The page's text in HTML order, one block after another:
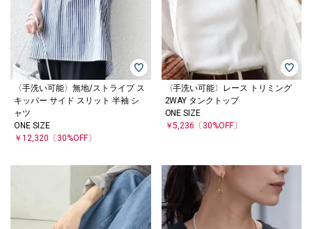
〈手洗い可能〉無地/ストライプ ス
キッパー サイド スリット 半袖 シ
ャツ
ONE SIZE
￥12,320 〔30%OFF〕
〈手洗い可能〉レース トリミング
2WAY タンクトップ
ONE SIZE
￥5,236 〔30%OFF〕